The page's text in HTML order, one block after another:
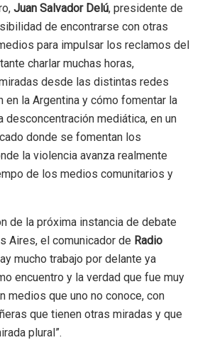
Juan Salvador Delú, presidente de
de encontrarse con otras
para impulsar los reclamos del
charlar muchas horas,
desde las distintas redes
en la Argentina y cómo fomentar la
desconcentración mediática, en un
donde se fomentan los
la violencia avanza realmente
de los medios comunitarios y
de la próxima instancia de debate
Aires, el comunicador de Radio
mucho trabajo por delante ya
encuentro y la verdad que fue muy
medios que uno no conoce, con
que tienen otras miradas y que
plural”.